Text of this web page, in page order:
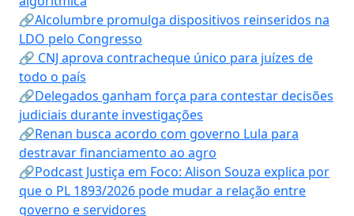
🔗Alcolumbre promulga dispositivos reinseridos na
LDO pelo Congresso
🔗 CNJ aprova contracheque único para juízes de
todo o país
🔗Delegados ganham força para contestar decisões
judiciais durante investigações
🔗Renan busca acordo com governo Lula para
destravar financiamento ao agro
🔗Podcast Justiça em Foco: Alison Souza explica por
que o PL 1893/2026 pode mudar a relação entre
governo e servidores